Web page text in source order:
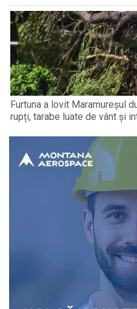
Furtuna a lovit Maramureșul
rupți, tarabe luate de vânt și